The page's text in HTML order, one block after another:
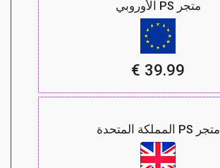
متجر PS الأوروبي
39.99 €
متجر PS المملكة المتحدة